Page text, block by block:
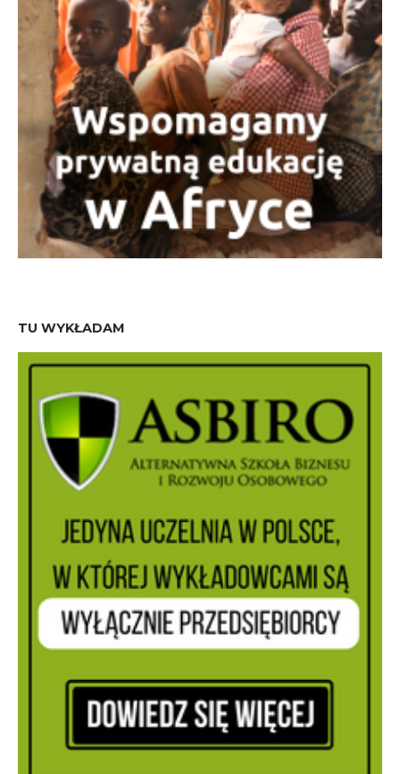
TU WYKŁADAM